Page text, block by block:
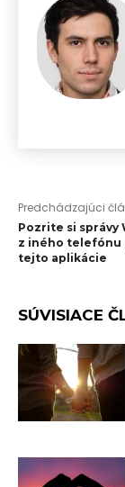
Predchádzajúci
Pozrite si správy
z iného telefónu
tejto aplikácie
SÚVISIACE